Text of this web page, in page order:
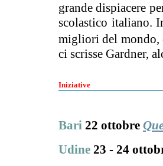
grande dispiacere
scolastico italiano.
migliori del mondo,
ci scrisse Gardner,
Iniziative
Bari 22 ottobre
Udine 23 - 24